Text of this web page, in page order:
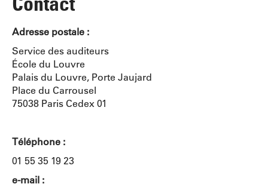
Adresse postale :
Service des auditeurs
École du Louvre
Palais du Louvre, Porte Jaujard
Place du Carrousel
75038 Paris Cedex 01
Téléphone :
01 55 35 19 23
e-mail :